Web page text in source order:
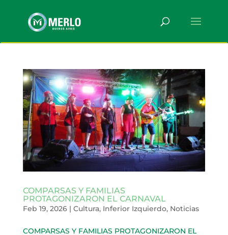
COMPARSAS Y FAMILIAS
PROTAGONIZARON EL CARNAVAL
Feb 19, 2026| Cultura, Inferior Izquierdo, Noticias
COMPARSAS Y FAMILIAS PROTAGONIZARON EL